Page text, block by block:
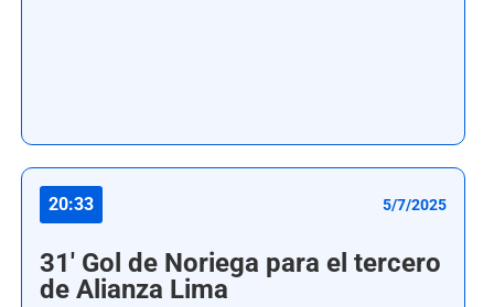
20:33 5/7/2025
31' Gol de Noriega para el tercero
de Alianza Lima